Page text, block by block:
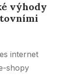
výhody
internet
shopy